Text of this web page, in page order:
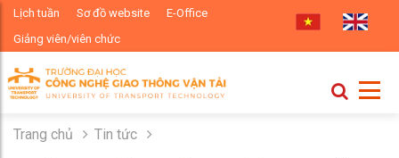
Lịch tuần Sơ đồ website
E-Office
Giảng viên/viên chức
Trang chủ Tin tức